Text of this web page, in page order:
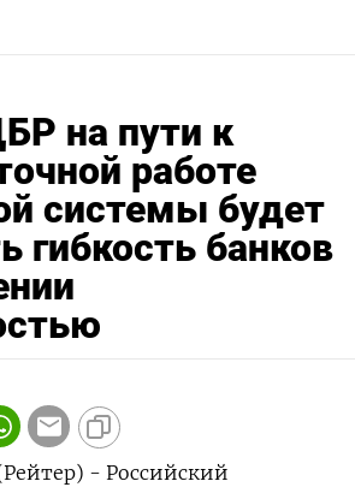
на пути к
работе
системы будет
гибкость банков
- Российский